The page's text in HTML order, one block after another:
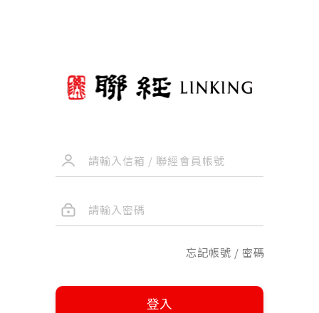
忘記帳號 / 密碼
登入